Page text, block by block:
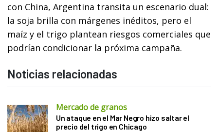
con China, Argentina transita un escenario dual:
la soja brilla con márgenes inéditos, pero el
maíz y el trigo plantean riesgos comerciales que
podrían condicionar la próxima campaña.
Noticias relacionadas
Mercado de granos
Un ataque en el Mar Negro hizo saltar el
precio del trigo en Chicago